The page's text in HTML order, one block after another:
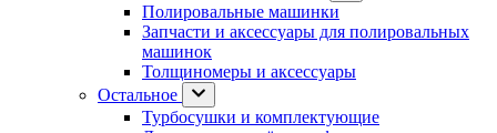
Полировальные машинки
Запчасти и аксессуары для полировальных
машинок
Толщиномеры и аксессуары
Остальное
Турбосушки и комплектующие